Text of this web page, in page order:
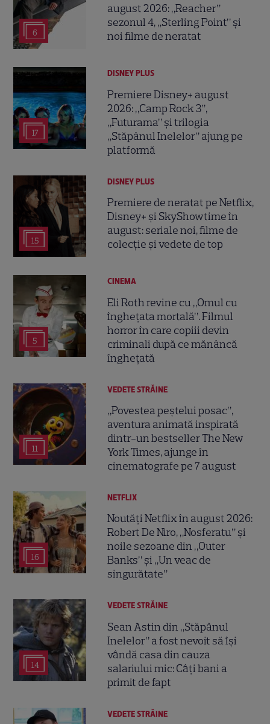
6
august 2026: „Reacher”
sezonul 4, „Sterling Point” și
noi filme de neratat
17
DISNEY PLUS
Premiere Disney+ august
2026: „Camp Rock 3”,
„Futurama” și trilogia
„Stăpânul Inelelor” ajung pe
platformă
15
DISNEY PLUS
Premiere de neratat pe Netflix,
Disney+ și SkyShowtime în
august: seriale noi, filme de
colecție și vedete de top
5
CINEMA
Eli Roth revine cu „Omul cu
înghețata mortală”. Filmul
horror în care copiii devin
criminali după ce mănâncă
înghețată
11
VEDETE STRĂINE
„Povestea peștelui posac”,
aventura animată inspirată
dintr-un bestseller The New
York Times, ajunge în
cinematografe pe 7 august
16
NETFLIX
Noutăți Netflix în august 2026:
Robert De Niro, „Nosferatu” și
noile sezoane din „Outer
Banks” și „Un veac de
singurătate”
14
VEDETE STRĂINE
Sean Astin din „Stăpânul
Inelelor” a fost nevoit să își
vândă casa din cauza
salariului mic: Câți bani a
primit de fapt
VEDETE STRĂINE